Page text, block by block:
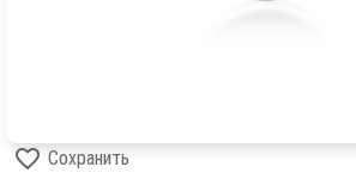
Сохранить